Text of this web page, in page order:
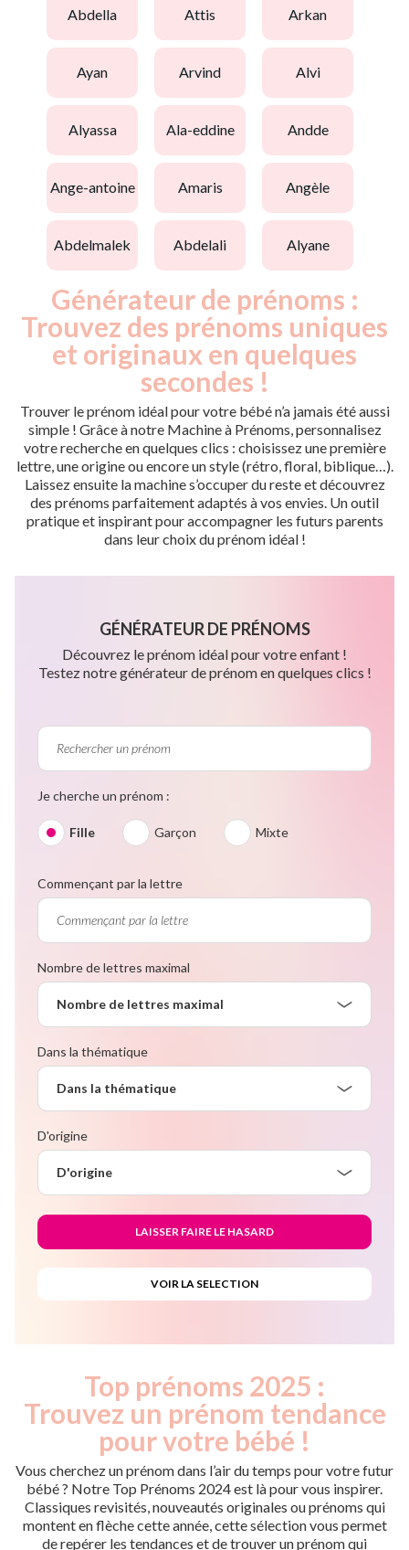
abdella attis arkan
ayan arvind alvi
alyassa ala-eddine andde
ange-antoine amaris angèle
abdelmalek abdelali alyane
Générateur de prénoms :
Trouvez des prénoms uniques
et originaux en quelques
secondes !
Trouver le prénom idéal pour votre bébé n’a jamais été aussi
simple ! Grâce à notre Machine à Prénoms, personnalisez
votre recherche en quelques clics : choisissez une première
lettre, une origine ou encore un style (rétro, floral, biblique…).
Laissez ensuite la machine s’occuper du reste et découvrez
des prénoms parfaitement adaptés à vos envies. Un outil
pratique et inspirant pour accompagner les futurs parents
dans leur choix du prénom idéal !
GÉNÉRATEUR DE PRÉNOMS
Découvrez le prénom idéal pour votre enfant !
Testez notre générateur de prénom en quelques clics !
Je cherche un prénom :
Fille Garçon Mixte
Commençant par la lettre
Nombre de lettres maximal
Nombre de lettres maximal
Dans la thématique
Dans la thématique
D'origine
D'origine
Top prénoms 2025 :
Trouvez un prénom tendance
pour votre bébé !
Vous cherchez un prénom dans l’air du temps pour votre futur
bébé ? Notre Top Prénoms 2024 est là pour vous inspirer.
Classiques revisités, nouveautés originales ou prénoms qui
montent en flèche cette année, cette sélection vous permet
de repérer les tendances et de trouver un prénom qui